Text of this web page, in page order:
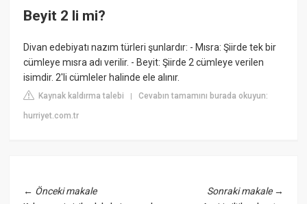
Beyit 2 li mi?
Divan edebiyatı nazım türleri şunlardır: - Mısra: Şiirde tek bir
cümleye mısra adı verilir. - Beyit: Şiirde 2 cümleye verilen
isimdir. 2'li cümleler halinde ele alınır.
Kaynak kaldırma talebi |Cevabın tamamını burada okuyun:
hurriyet.com.tr
← Önceki makale Sonraki makale→